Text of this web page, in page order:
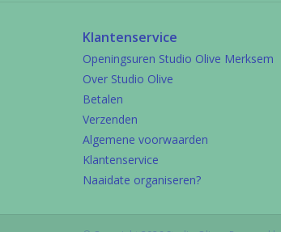
Klantenservice
Openingsuren Studio Olive Merksem
Over Studio Olive
Betalen
Verzenden
Algemene voorwaarden
Klantenservice
Naaidate organiseren?